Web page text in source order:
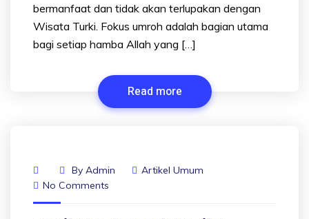
bermanfaat dan tidak akan terlupakan dengan
Wisata Turki. Fokus umroh adalah bagian utama
bagi setiap hamba Allah yang […]
Read more
By Admin
Artikel Umum
No Comments